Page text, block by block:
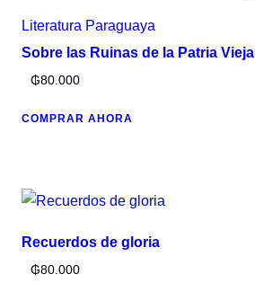
Literatura Paraguaya
Sobre las Ruinas de la Patria Vieja
₲80.000
COMPRAR AHORA
Recuerdos de gloria
₲80.000